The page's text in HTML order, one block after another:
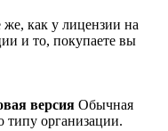
же, как у лицензии на
и то, покупаете вы
версия Обычная
типу организации.